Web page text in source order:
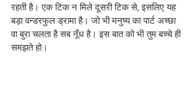
रहती है। एक टिक न मिले दूसरी टिक से, इसलिए यह
बड़ा वन्डरफुल ड्रामा है। जो भी मनुष्य का पार्ट अच्छा
वा बुरा चलता है सब नूँध है। इस बात को भी तुम बच्चे ही
समझते हो।